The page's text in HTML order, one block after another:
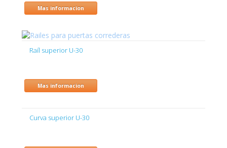
Mas informacion
Raíl superior U-30
Mas informacion
Curva superior U-30